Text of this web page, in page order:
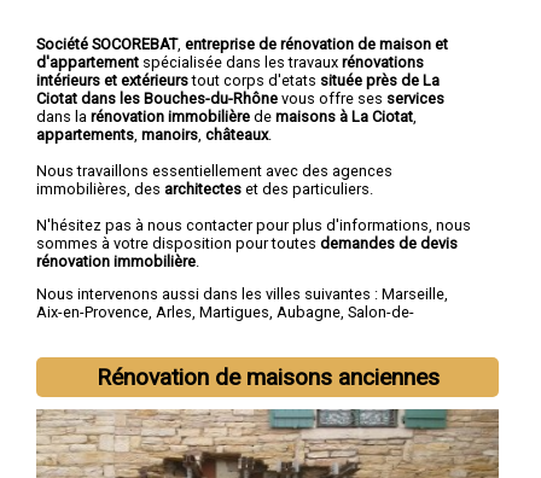
Société SOCOREBAT, entreprise de rénovation de maison et
d'appartement spécialisée dans les travaux rénovations
intérieurs et extérieurstout corps d'etats située près de La
Ciotat dans les Bouches-du-Rhône vous offre ses services
dans la rénovation immobilière de maisons à La Ciotat
appartements manoirs châteaux.
Nous travaillons essentiellement avec des agences
immobilières, des architectes et des particuliers.
N'hésitez pas à nous contacter pour plus d'informations, nous
sommes à votre disposition pour toutes demandes de devis
rénovation immobilière
Nous intervenons aussi dans les villes suivantes : Marseille,
Aix-en-Provence, Arles, Martigues, Aubagne, Salon-de-
Rénovation de maisons anciennes